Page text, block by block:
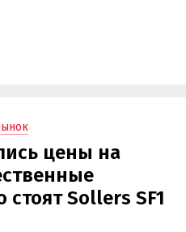
цены на
Sollers SF1